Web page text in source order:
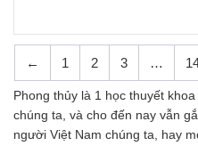
← 1 2 3 …
Phong thủy là 1 học thuyết
chúng ta, và cho đến nay vẫn
người Việt Nam chúng ta, hay